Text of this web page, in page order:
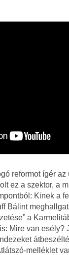
reformot ígér
ez a szektor, a
Kinek a
Bálint
a
Mire van esély?
melléklet